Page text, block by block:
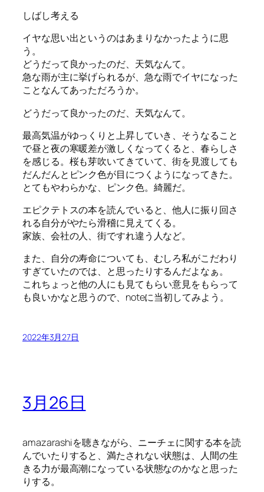
しばし考える
イヤな思い出というのはあまりなかったように思
う。
どうだって良かったのだ、天気なんて。
急な雨が主に挙げられるが、急な雨でイヤになった
ことなんてあっただろうか。
どうだって良かったのだ、天気なんて。
最高気温がゆっくりと上昇していき、そうなること
で昼と夜の寒暖差が激しくなってくると、春らしさ
を感じる。桜も芽吹いてきていて、街を見渡しても
だんだんとピンク色が目につくようになってきた。
とてもやわらかな、ピンク色。綺麗だ。
エピクテトスの本を読んでいると、他人に振り回さ
れる自分がやたら滑稽に見えてくる。
家族、会社の人、街ですれ違う人など。
また、自分の寿命についても、むしろ私がこだわり
すぎていたのでは、と思ったりするんだよなぁ。
これちょっと他の人にも見てもらい意見をもらって
も良いかなと思うので、noteに当初してみよう。
2022年3月27日
3月26日
amazarashiを聴きながら、ニーチェに関する本を読
んでいたりすると、満たされない状態は、人間の生
きる力が最高潮になっている状態なのかなと思った
りする。